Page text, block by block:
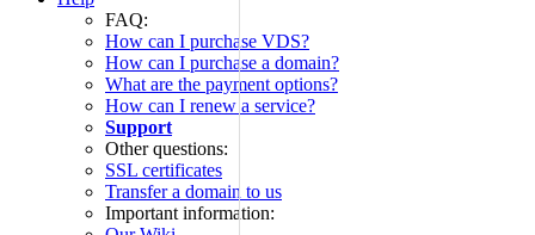
FAQ:
How can I purchase VDS?
How can I purchase a domain?
What are the payment options?
How can I renew a service?
Support
Other questions:
SSL certificates
Transfer a domain to us
Important information: